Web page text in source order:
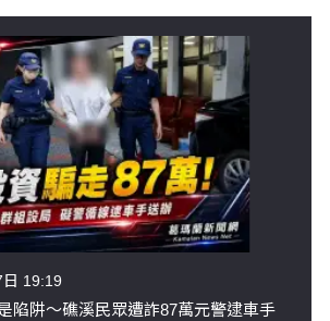
19:19
陷阱～礁溪民眾遭詐87萬元警逮車手